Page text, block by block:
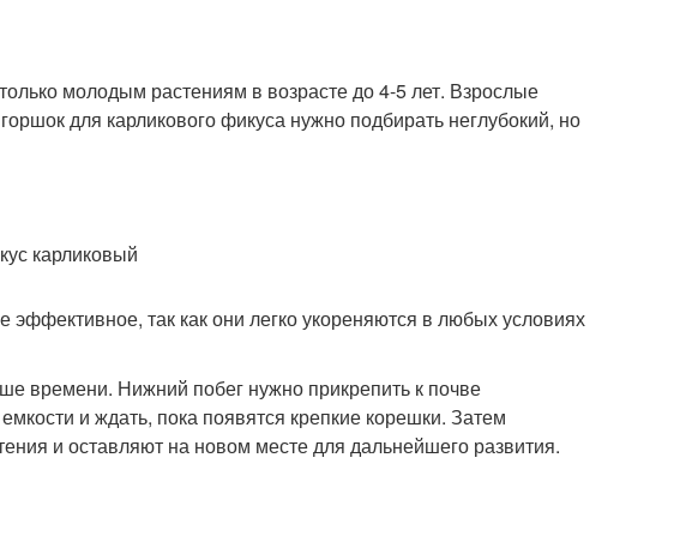
молодым растениям в возрасте до 4-5 лет. Взрослые
для карликового фикуса нужно подбирать неглубокий, но
так как они легко укореняются в любых условиях
времени. Нижний побег нужно прикрепить к почве
и ждать, пока появятся крепкие корешки. Затем
и оставляют на новом месте для дальнейшего развития.